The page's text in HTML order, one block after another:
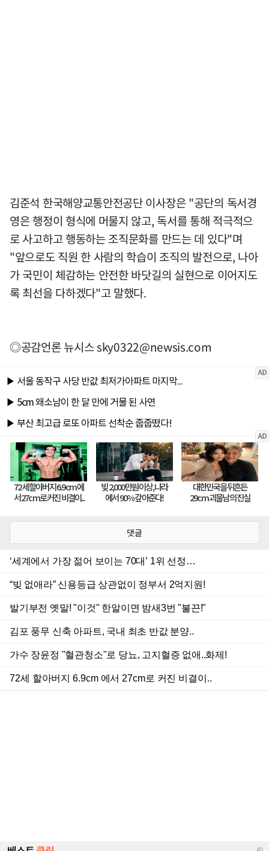
김준석 한국해양교통안전공단 이사장은 "공단의 독서경
영은 행정이 형식에 머물지 않고, 독서를 통해 적극적으
로 사고하고 행동하는 조직문화를 만드는 데 있다"며
"앞으로도 직원 한 사람의 학습이 조직의 발전으로, 나아
가 국민이 체감하는 안전한 바닷길의 실현으로 이어지도
록 최선을 다하겠다"고 말했다.
◎공감언론 뉴시스sky0322@newsis.com
댓글